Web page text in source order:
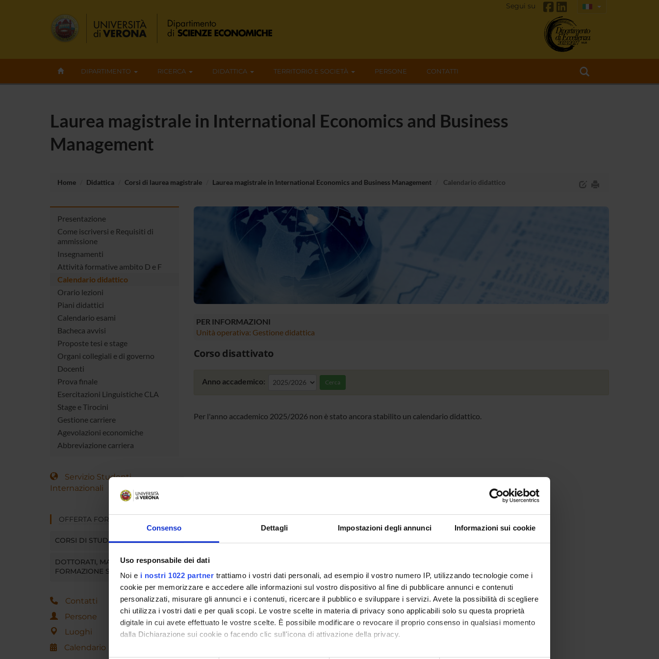
Consenso Dettagli Impostazioni degli annunci Informazioni sui cookie
Uso responsabile dei dati
Noi e i nostri 1022 partner trattiamo i vostri dati personali, ad esempio il vostro numero IP, utilizzando tecnologie come i
cookie per memorizzare e accedere alle informazioni sul vostro dispositivo al fine di pubblicare annunci e contenuti
personalizzati, misurare gli annunci e i contenuti, ricercare il pubblico e sviluppare i servizi. Avete la possibilità di scegliere
chi utilizza i vostri dati e per quali scopi. Le vostre scelte in materia di privacy sono applicabili solo su questa proprietà
digitale in cui avete effettuato le vostre scelte. È possibile modificare o revocare il proprio consenso in qualsiasi momento
dalla Dichiarazione sui cookie o facendo clic sull'icona di attivazione della privacy.
Segui su
DIPARTIMENTO RICERCA DIDATTICA TERRITORIO E SOCIETÀ PERSONE CONTATTI
Laurea magistrale in International Economics and Business
Management
Home Didattica Corsi di laurea magistrale Laurea magistrale in International Economics and Business Management Calendario didattico
Presentazione
Come iscriversi e Requisiti di
ammissione
Insegnamenti
Attività formative ambito D e F
Calendario didattico
Orario lezioni
Piani didattici
Calendario esami
Bacheca avvisi
Proposte tesi e stage
Organi collegiali e di governo
Docenti
Prova finale
Esercitazioni Linguistiche CLA
Stage e Tirocini
Gestione carriere
Agevolazioni economiche
Abbreviazione carriera
Servizio Studenti
Internazionali
OFFERTA FORMATIVA
CORSI DI STUDIO
DOTTORATI, MASTER E
FORMAZIONE SUPERIORE
Contatti
Persone
Luoghi
Calendario
PER INFORMAZIONI
Unità operativa: Gestione didattica
Corso disattivato
Anno accademico: Cerca
Per l'anno accademico 2025/2026 non è stato ancora stabilito un calendario didattico.